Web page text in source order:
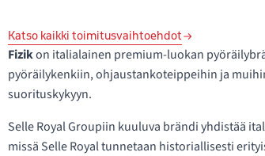
Katso kaikki toimitusvaihtoehdot
Fizikon italialainen premium-luokan
pyöräilykenkiin, ohjaustankoteippeihin ja
suorituskykyyn.
Selle Royal Groupiin kuuluva brändi yhdistää
missä Selle Royal tunnetaan historiallisesti